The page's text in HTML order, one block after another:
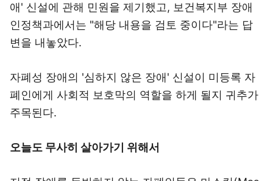
애' 신설에 관해 민원을 제기했고, 보건복지부 장애
인정책과에서는 "해당 내용을 검토 중이다"라는 답
변을 내놓았다.
자폐성 장애의 '심하지 않은 장애' 신설이 미등록 자
폐인에게 사회적 보호막의 역할을 하게 될지 귀추가
주목된다.
오늘도 무사히 살아가기 위해서